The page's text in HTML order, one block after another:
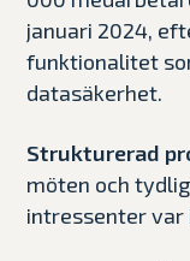
januari 2024,
funktionalitet
datasäkerhet.
Strukturerad
möten och
intressenter var